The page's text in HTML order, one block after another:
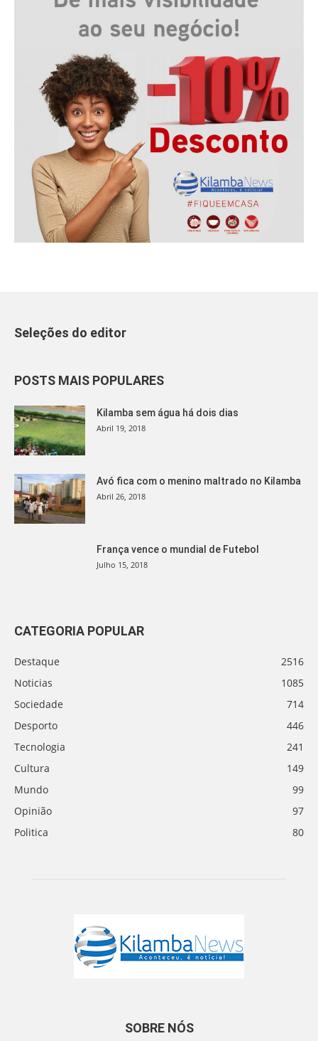
Seleções do editor
POSTS MAIS POPULARES
Kilamba sem água há dois dias
Abril 19, 2018
Avó fica com o menino maltrado no Kilamba
Abril 26, 2018
França vence o mundial de Futebol
Julho 15, 2018
CATEGORIA POPULAR
Destaque
2516
Noticias
1085
Sociedade
714
Desporto
446
Tecnologia
241
Cultura
149
Mundo
99
Opinião
97
Politica
80
SOBRE NÓS